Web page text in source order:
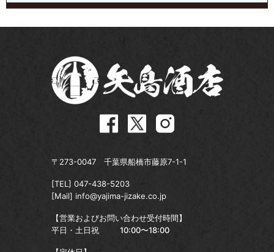
〒273-0047 千葉県船橋市藤原7-1-1
[TEL] 047-438-5203
[Mail] info@yajima-jizake.co.jp
【営業およびお問い合わせ受付時間】
平日・土日祝
10:00〜18:00